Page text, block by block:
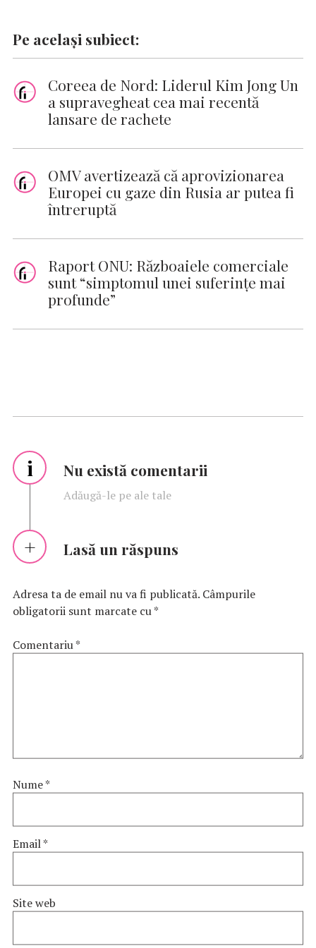
Pe același subiect:
Coreea de Nord: Liderul Kim Jong Un
a supravegheat cea mai recentă
lansare de rachete
OMV avertizează că aprovizionarea
Europei cu gaze din Rusia ar putea fi
întreruptă
Raport ONU: Războaiele comerciale
sunt “simptomul unei suferinţe mai
profunde”
i Nu există comentarii
Adăugă-le pe ale tale
Lasă un răspuns
Adresa ta de email nu va fi publicată. Câmpurile
obligatorii sunt marcate cu*
Comentariu*
Nume*
Email*
Site web